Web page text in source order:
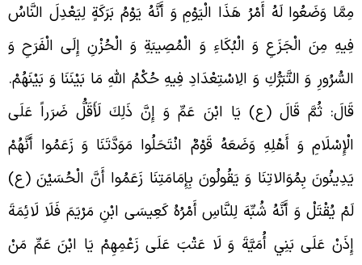
وَضَعُوا لَهُ أَمْرُ هَذَا الْيَوْمِ وَ أَنَّهُ يَوْمُ بَرَكَةٍ لِيَعْدِلَ النَّاسُ
مِنَ الْجَزَعِ وَ الْبُكَاءِ وَ الْمُصِيبَةِ وَ الْحُزْنِ إِلَى الْفَرَحِ وَ
وَ التَّبَرُّكِ وَ الِاسْتِعْدَادِ فِيهِ حُكْمُ اللَّهِ‏ مَا بَيْنَنَا وَ بَيْنَهُمْ.
ثُمَّ قَالَ (ع) يَا ابْنَ عَمِّ وَ إِنَّ ذَلِكَ لَأَقَلُّ ضَرَراً عَلَى
وَ أَهْلِهِ وَضَعَهُ قَوْمٌ انْتَحَلُوا مَوَدَّتَنَا وَ زَعَمُوا أَنَّهُمْ
بِمُوَالاتِنَا وَ يَقُولُونَ بِإِمَامَتِنَا زَعَمُوا أَنَّ الْحُسَيْنَ (ع)
يُقْتَلْ وَ أَنَّهُ شُبِّهَ لِلنَّاسِ أَمْرُهُ كَعِيسَى ابْنِ مَرْيَمَ فَلَا لَائِمَةَ
عَلَى بَنِي أُمَيَّةَ وَ لَا عَتْبَ عَلَى زَعْمِهِمْ يَا ابْنَ عَمِّ مَنْ